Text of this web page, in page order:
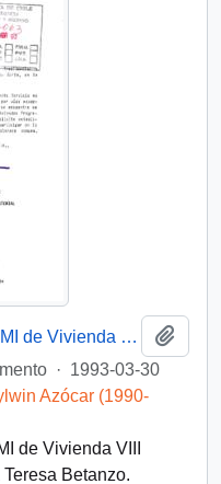
[Oficio Orden N° 447 de SEREMI de Vivienda VIII Región]
· 1993-03-30
Azócar (1990-
de Vivienda VIII
Betanzo.